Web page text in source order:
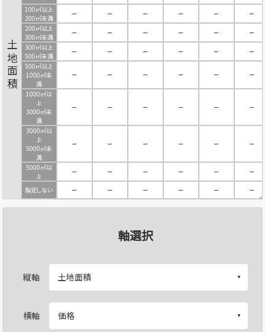
土地面積
100㎡以上
200㎡未満
－ － － － －
－
200㎡以上
300㎡未満
－ － － － －
－
300㎡以上
500㎡未満
－ － － － －
－
500㎡以上
1000㎡未
満
－ － － － － －
1000㎡以
上
3000㎡未
満
－ － － － － －
3000㎡以
上
5000㎡未
満
－ － － － － －
5000㎡以
上
－ － － － － －
指定しない － － － － － －
軸選択
縦軸
横軸